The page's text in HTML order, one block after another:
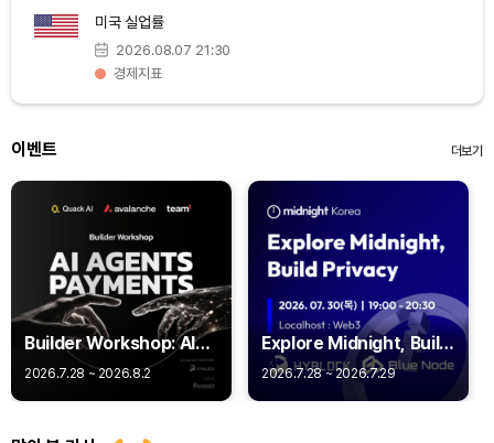
미국 실업률
2026.08.07 21:30
경제지표
이벤트 더보기
Builder Workshop: AI
Agent Payments -
2026.7.28 ~ 2026.8.2
Explore Midnight, Build
Privacy
2026.7.28 ~ 2026.7.29